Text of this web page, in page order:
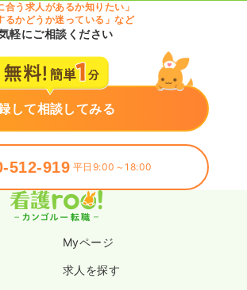
合う求人があるか知りたい」
るかどうか迷っている」など
軽にご相談ください
して相談してみる
512-919 平日9:00～18:00
Myページ
求人を探す